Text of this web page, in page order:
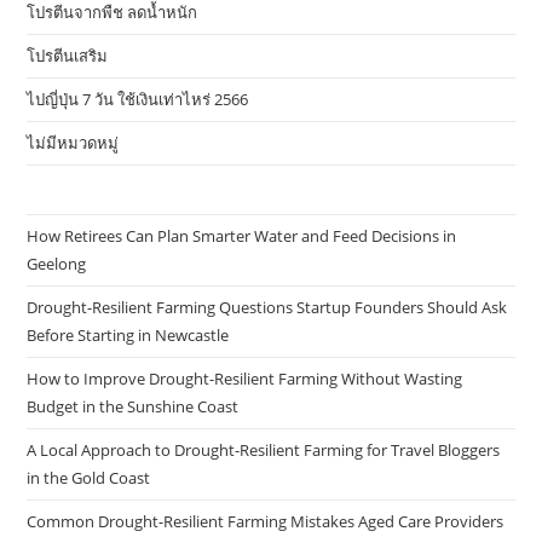
โปรตีนจากพืช ลดน้ำหนัก
โปรตีนเสริม
ไปญี่ปุ่น 7 วัน ใช้เงินเท่าไหร่ 2566
ไม่มีหมวดหมู่
How Retirees Can Plan Smarter Water and Feed Decisions in
Geelong
Drought-Resilient Farming Questions Startup Founders Should Ask
Before Starting in Newcastle
How to Improve Drought-Resilient Farming Without Wasting
Budget in the Sunshine Coast
A Local Approach to Drought-Resilient Farming for Travel Bloggers
in the Gold Coast
Common Drought-Resilient Farming Mistakes Aged Care Providers